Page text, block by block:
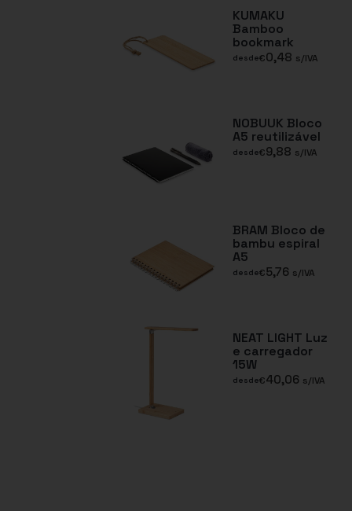
KUMAKU
Bamboo
bookmark
desde€0,48 s/IVA
NOBUUK Bloco
A5 reutilizável
desde€9,88 s/IVA
BRAM Bloco de
bambu espiral
A5
desde€5,76 s/IVA
NEAT LIGHT Luz
e carregador
15W
desde€40,06 s/IVA